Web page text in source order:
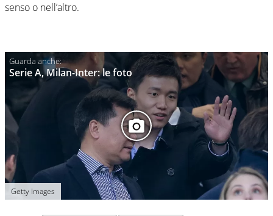
senso o nell’altro.
Serie A, Milan-Inter: le foto
Getty Images